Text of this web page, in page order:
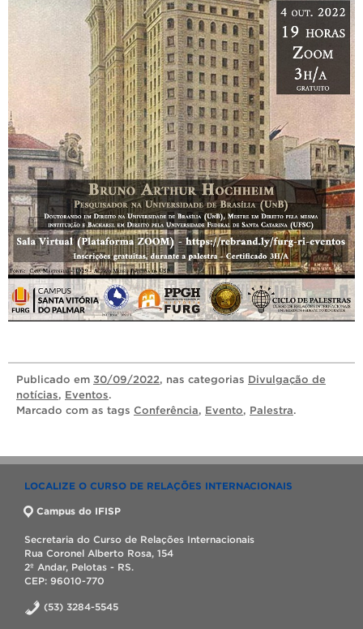
Publicado em 30/09/2022, nas categorias Divulgação de
notícias, Eventos.
Marcado com as tags Conferência, Evento, Palestra.
LOCALIZE O CURSO DE RELAÇÕES INTERNACIONAIS
Campus do IFISP
Secretaria do Curso de Relações Internacionais
Rua Coronel Alberto Rosa, 154
2º Andar, Pelotas - RS.
CEP: 96010-770
(53) 3284-5545